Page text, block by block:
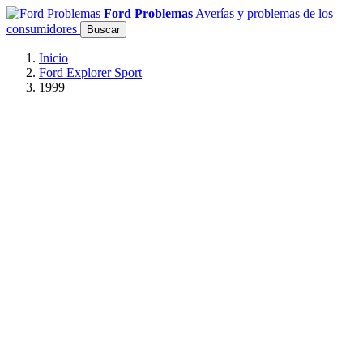
Ford Problemas Averías y problemas de los
consumidores
Buscar
Inicio
Ford Explorer Sport
1999